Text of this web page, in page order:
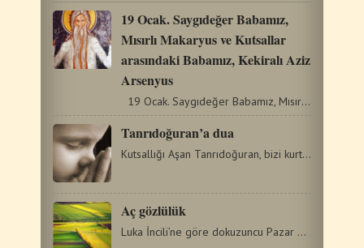
19 Ocak. Saygıdeğer Babamız,
Mısırlı Makaryus ve Kutsallar
arasındaki Babamız, Kekiralı Aziz
Arsenyus
19 Ocak. Saygıdeğer Babamız, Mısırlı Makaryus ve Kutsallar…
Tanrıdoğuran’a dua
Kutsallığı Aşan Tanrıdoğuran, bizi kurtar. Meleğin selâmını…
Aç gözlülük
Luka İncili’ne göre dokuzuncu Pazar günündeki açgözlülükle…